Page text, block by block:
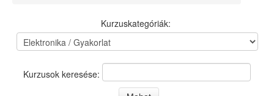
Kurzuskategóriák:
Kurzusok keresése: